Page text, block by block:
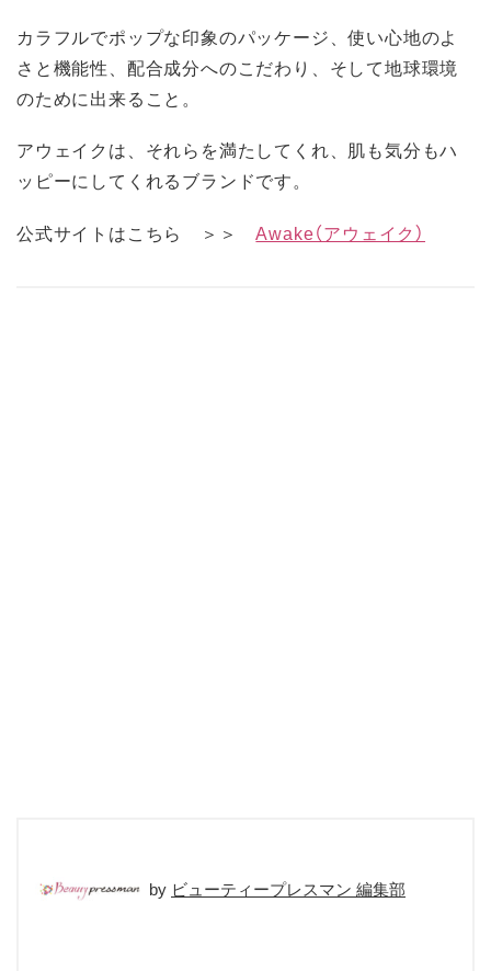
カラフルでポップな印象のパッケージ、使い心地のよ
さと機能性、配合成分へのこだわり、そして地球環境
のために出来ること。
アウェイクは、それらを満たしてくれ、肌も気分もハ
ッピーにしてくれるブランドです。
公式サイトはこちら ＞＞Awake（アウェイク）
ビューティープレスマン 編集部